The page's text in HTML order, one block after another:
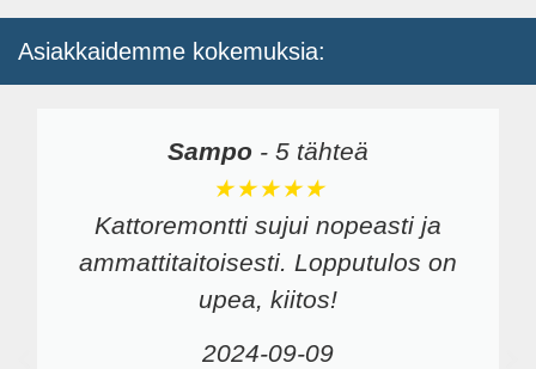
Asiakkaidemme kokemuksia:
Sampo - 5 tähteä
★★★★★
Kattoremontti sujui nopeasti ja
ammattitaitoisesti. Lopputulos on
upea, kiitos!
2024-09-09